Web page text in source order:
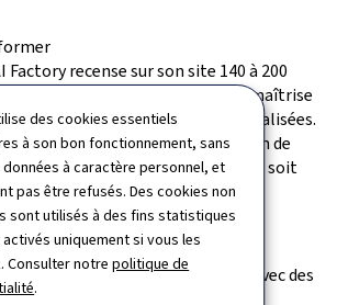
des cookies essentiels
à son bon fonctionnement, sans
données à caractère personnel, et
pas être refusés. Des cookies non
sont utilisés à des fins statistiques
uniquement si vous les
Consulter notrepolitique de
.
Factoryrecense sur son site 140 à 200
allant de la sensibilisation à la maîtrise
passant par des formations spécialisées.
à bâtir la prochaine génération de
tout en assurant que personne ne soit
la transition digitale.
Factorypeut mettre en relation avec des
des spécialistes sectoriels, des